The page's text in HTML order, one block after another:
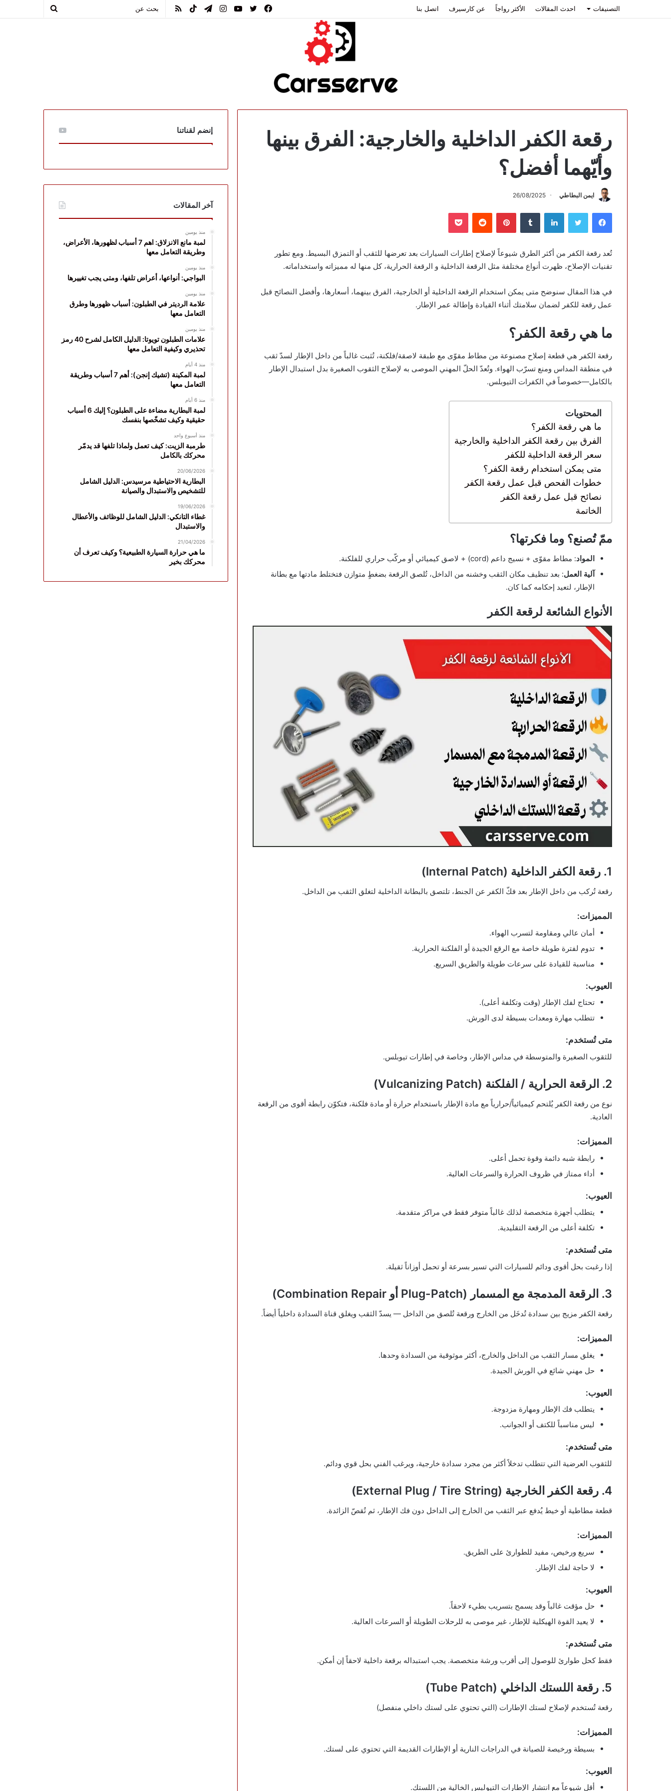
التصنيفات احدث المقالات الأكثر رواجاً عن كارسيرف اتصل بنا
بحث
ملخصTikTok تيلقرام
انستقراميوتيوبتويتر
فيسبوك
رقعة الكفر الداخلية والخارجية: الفرق بينها
وأيّهما أفضل؟
ايمن البطاطي 26/08/2025
فيسبوك تويتر لينكدإن بينتيريست بوكيت
تُعد رقعة الكفر من أكثر الطرق شيوعاً لإصلاح إطارات السيارات بعد تعرضها للثقب أو التمزق البسيط. ومع تطور
تقنيات الإصلاح، ظهرت أنواع مختلفة مثل الرقعة الداخلية و الرقعة الحرارية، كل منها له مميزاته واستخداماته.
في هذا المقال سنوضح متى يمكن استخدام الرقعة الداخلية أو الخارجية، الفرق بينهما، أسعارها، وأفضل النصائح قبل
عمل رقعة للكفر لضمان سلامتك أثناء القيادة وإطالة عمر الإطار.
ما هي رقعة الكفر؟
رقعة الكفر هي قطعة إصلاح مصنوعة من مطاط مقوّى مع طبقة لاصقة/فلكنة، تُثبت غالباً من داخل الإطار لسدّ ثقب
في منطقة المداس ومنع تسرّب الهواء. وتُعدّ الحلّ المهني الموصى به لإصلاح الثقوب الصغيرة بدل استبدال الإطار
بالكامل—خصوصاً في الكفرات التيوبلس.
المحتويات
ما هي رقعة الكفر؟
الفرق بين رقعة الكفر الداخلية والخارجية
سعر الرقعة الداخلية للكفر
متى يمكن استخدام رقعة الكفر؟
خطوات الفحص قبل عمل رقعة الكفر
نصائح قبل عمل رقعة الكفر
الخاتمة
ممّ تُصنع؟ وما فكرتها؟
المواد: مطاط مقوّى + نسيج داعم (cord) + لاصق كيميائي أو مركّب حراري للفلكنة.
آلية العمل: بعد تنظيف مكان الثقب وخشنه من الداخل، تُلصق الرقعة بضغطٍ متوازن فتختلط مادتها مع بطانة
الإطار، لتعيد إحكامه كما كان.
الأنواع الشائعة لرقعة الكفر
1. رقعة الكفر الداخلية (Internal Patch)
رقعة تُركب من داخل الإطار بعد فكّ الكفر عن الجنط، تلتصق بالبطانة الداخلية لتغلق الثقب من الداخل.
المميزات:
أمان عالي ومقاومة لتسرب الهواء.
تدوم لفترة طويلة خاصة مع الرقع الجيدة أو الفلكنة الحرارية.
مناسبة للقيادة على سرعات طويلة والطريق السريع.
العيوب:
تحتاج لفك الإطار (وقت وتكلفة أعلى).
تتطلب مهارة ومعدات بسيطة لدى الورش.
متى تُستخدم:
للثقوب الصغيرة والمتوسطة في مداس الإطار، وخاصة في إطارات تيوبلس.
2. الرقعة الحرارية / الفلكنة (Vulcanizing Patch)
نوع من رقعة الكفر يُلتحم كيميائياً/حرارياً مع مادة الإطار باستخدام حرارة أو مادة فلكنة، فتكوّن رابطة أقوى من الرقعة
العادية.
المميزات:
رابطة شبه دائمة وقوة تحمل أعلى.
أداء ممتاز في ظروف الحرارة والسرعات العالية.
العيوب:
يتطلب أجهزة متخصصة لذلك غالباً متوفر فقط في مراكز متقدمة.
تكلفة أعلى من الرقعة التقليدية.
متى تُستخدم:
إذا رغبت بحل أقوى ودائم للسيارات التي تسير بسرعة أو تحمل أوزاناً ثقيلة.
3. الرقعة المدمجة مع المسمار (Plug-Patch أو Combination Repair)
رقعة الكفر مزيج بين سدادة تُدخَل من الخارج ورقعة تُلصق من الداخل — يسدّ الثقب ويغلق قناة السدادة داخلياً أيضاً.
المميزات:
يغلق مسار الثقب من الداخل والخارج، أكثر موثوقية من السدادة وحدها.
حل مهني شائع في الورش الجيدة.
العيوب:
يتطلب فك الإطار ومهارة مزدوجة.
ليس مناسباً للكتف أو الجوانب.
متى تُستخدم:
للثقوب العرضية التي تتطلب تدخلاً أكثر من مجرد سدادة خارجية، ويرغب الفني بحل قوي ودائم.
4. رقعة الكفر الخارجية (External Plug / Tire String)
قطعة مطاطية أو خيط يُدفع عبر الثقب من الخارج إلى الداخل دون فك الإطار، ثم تُقصّ الزائدة.
المميزات:
سريع ورخيص، مفيد للطوارئ على الطريق.
لا حاجة لفك الإطار.
العيوب:
حل مؤقت غالباً وقد يسمح بتسريب بطيء لاحقاً.
لا يعيد القوة الهيكلية للإطار، غير موصى به للرحلات الطويلة أو السرعات العالية.
متى تُستخدم:
فقط كحل طوارئ للوصول إلى أقرب ورشة متخصصة. يجب استبداله برقعة داخلية لاحقاً إن أمكن.
5. رقعة اللستك الداخلي (Tube Patch)
رقعة تُستخدم لإصلاح لستك الإطارات (التي تحتوي على لستك داخلي منفصل)
المميزات:
بسيطة ورخيصة للصيانة في الدراجات النارية أو الإطارات القديمة التي تحتوي على لستك.
العيوب:
أقل شيوعاً مع انتشار الإطارات التيولبس الخالية من اللستك.
إنضم لقناتنا
آخر المقالات
منذ يومين
لمبة مانع الانزلاق: اهم 7 أسباب لظهورها، الأعراض،
وطريقة التعامل معها
منذ يومين
البواجي: أنواعها، أعراض تلفها، ومتى يجب تغييرها
منذ يومين
علامة الرديتر في الطبلون: أسباب ظهورها وطرق
التعامل معها
منذ يومين
علامات الطبلون تويوتا: الدليل الكامل لشرح 40 رمز
تحذيري وكيفية التعامل معها
منذ 4 أيام
لمبة المكينة (تشيك إنجن): أهم 7 أسباب وطريقة
التعامل معها
منذ 6 أيام
لمبة البطارية مضاءة على الطبلون؟ إليك 6 أسباب
حقيقية وكيف تشخّصها بنفسك
منذ أسبوع واحد
طرمبة الزيت: كيف تعمل ولماذا تلفها قد يدمّر
محركك بالكامل
20/06/2026
البطارية الاحتياطية مرسيدس: الدليل الشامل
للتشخيص والاستبدال والصيانة
19/06/2026
غطاء التانكي: الدليل الشامل للوظائف والأعطال
والاستبدال
21/04/2026
ما هي حرارة السيارة الطبيعية؟ وكيف تعرف أن
محركك بخير